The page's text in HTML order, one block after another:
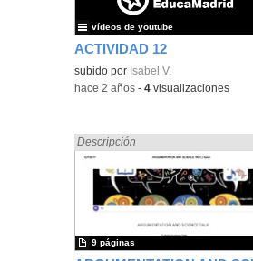
ACTIVIDAD 12
subido por Isabel V.
vídeos de youtube
-hace 2 años -4 visualizaciones
Encontrado «Oral» en:
Descripción
9 páginas